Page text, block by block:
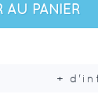
AU PANIER
+